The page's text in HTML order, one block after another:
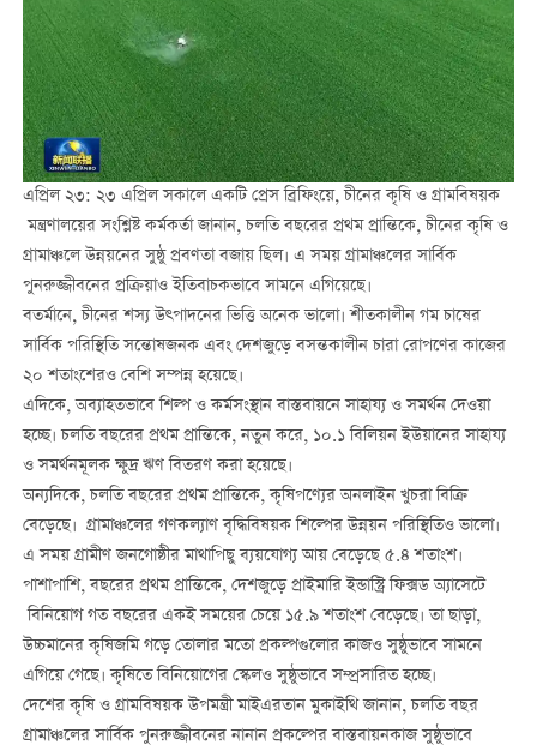
এপ্রিল ২৩: ২৩ এপ্রিল সকালে একটি প্রেস ব্রিফিংয়ে, চীনের কৃষি ও গ্রামবিষয়ক
মন্ত্রণালয়ের সংশ্লিষ্ট কর্মকর্তা জানান, চলতি বছরের প্রথম প্রান্তিকে, চীনের কৃষি ও
গ্রামাঞ্চলে উন্নয়নের সুষ্ঠু প্রবণতা বজায় ছিল। এ সময় গ্রামাঞ্চলের সার্বিক
পুনরুজ্জীবনের প্রক্রিয়াও ইতিবাচকভাবে সামনে এগিয়েছে।
বতর্মানে, চীনের শস্য উত্পাদনের ভিত্তি অনেক ভালো। শীতকালীন গম চাষের
সার্বিক পরিস্থিতি সন্তোষজনক এবং দেশজুড়ে বসন্তকালীন চারা রোপণের কাজের
২০ শতাংশেরও বেশি সম্পন্ন হয়েছে।
এদিকে, অব্যাহতভাবে শিল্প ও কর্মসংস্থান বাস্তবায়নে সাহায্য ও সমর্থন দেওয়া
হচ্ছে। চলতি বছরের প্রথম প্রান্তিকে, নতুন করে, ১০.১ বিলিয়ন ইউয়ানের সাহায্য
ও সমর্থনমূলক ক্ষুদ্র ঋণ বিতরণ করা হয়েছে।
অন্যদিকে, চলতি বছরের প্রথম প্রান্তিকে, কৃষিপণ্যের অনলাইন খুচরা বিক্রি
বেড়েছে। গ্রামাঞ্চলের গণকল্যাণ বৃদ্ধিবিষয়ক শিল্পের উন্নয়ন পরিস্থিতিও ভালো।
এ সময় গ্রামীণ জনগোষ্ঠীর মাথাপিছু ব্যয়যোগ্য আয় বেড়েছে ৫.৪ শতাংশ।
পাশাপাশি, বছরের প্রথম প্রান্তিকে, দেশজুড়ে প্রাইমারি ইন্ডাস্ট্রি ফিক্সড অ্যাসেটে
বিনিয়োগ গত বছরের একই সময়ের চেয়ে ১৫.৯ শতাংশ বেড়েছে। তা ছাড়া,
উচ্চমানের কৃষিজমি গড়ে তোলার মতো প্রকল্পগুলোর কাজও সুষ্ঠুভাবে সামনে
এগিয়ে গেছে। কৃষিতে বিনিয়োগের স্কেলও সুষ্ঠুভাবে সম্প্রসারিত হচ্ছে।
দেশের কৃষি ও গ্রামবিষয়ক উপমন্ত্রী মাইএরতান মুকাইথি জানান, চলতি বছর
গ্রামাঞ্চলের সার্বিক পুনরুজ্জীবনের নানান প্রকল্পের বাস্তবায়নকাজ সুষ্ঠুভাবে